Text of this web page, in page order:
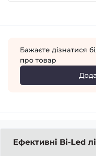
Бажаєте дізнатися
про товар
Ефективні Bi-Led